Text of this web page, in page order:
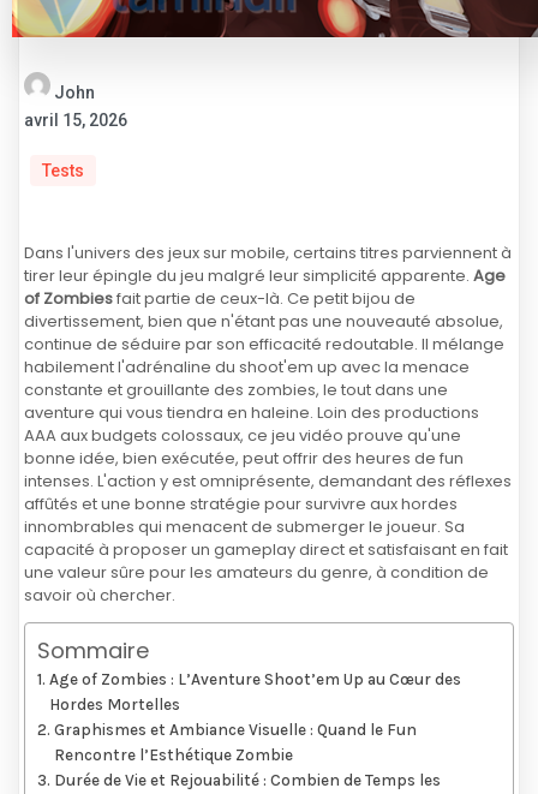
John
avril 15, 2026
Tests
Dans l'univers des jeux sur mobile, certains titres parviennent à
tirer leur épingle du jeu malgré leur simplicité apparente. Age
of Zombiesfait partie de ceux-là. Ce petit bijou de
divertissement, bien que n'étant pas une nouveauté absolue,
continue de séduire par son efficacité redoutable. Il mélange
habilement l'adrénaline du shoot'em up avec la menace
constante et grouillante des zombies, le tout dans une
aventure qui vous tiendra en haleine. Loin des productions
AAA aux budgets colossaux, ce jeu vidéo prouve qu'une
bonne idée, bien exécutée, peut offrir des heures de fun
intenses. L'action y est omniprésente, demandant des réflexes
affûtés et une bonne stratégie pour survivre aux hordes
innombrables qui menacent de submerger le joueur. Sa
capacité à proposer un gameplay direct et satisfaisant en fait
une valeur sûre pour les amateurs du genre, à condition de
savoir où chercher.
Sommaire
Age of Zombies : L’Aventure Shoot’em Up au Cœur des
Hordes Mortelles
Graphismes et Ambiance Visuelle : Quand le Fun
Rencontre l’Esthétique Zombie
Durée de Vie et Rejouabilité : Combien de Temps les